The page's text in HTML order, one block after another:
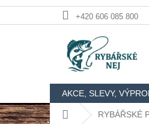
+420 606 085 800
AKCE, SLEVY,
Domů RYBÁŘSKÉ